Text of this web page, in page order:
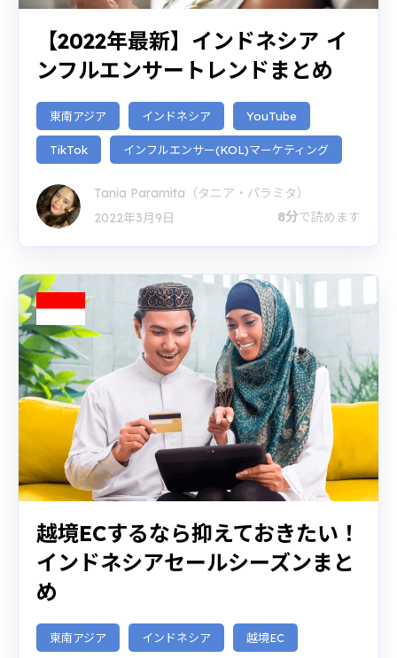
【2022年最新】インドネシア イ
ンフルエンサートレンドまとめ
東南アジア インドネシア YouTube
TikTok インフルエンサー(KOL)マーケティング
Tania Paramita（タニア・パラミタ）
2022年3月9日
8分で読めます
越境ECするなら抑えておきたい！
インドネシアセールシーズンまと
め
東南アジア インドネシア 越境EC